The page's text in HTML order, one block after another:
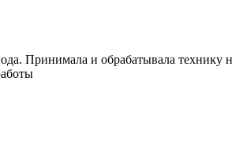
Принимала и обрабатывала